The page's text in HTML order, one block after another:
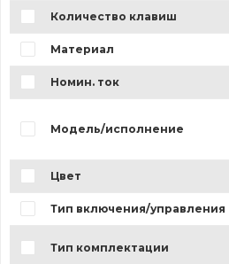
Количество клавиш
Материал
Номин. ток
Модель/исполнение
Цвет
Тип включения/управления
Тип комплектации